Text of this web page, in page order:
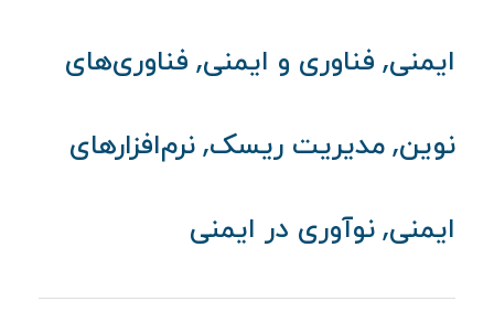
ایمنی, فناوری و ایمنی, فناوری‌های
نوین, مدیریت ریسک, نرم‌افزارهای
ایمنی, نوآوری در ایمنی